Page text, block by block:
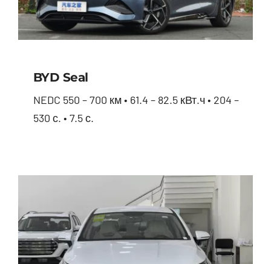
BYD Seal
NEDC 550 – 700 км • 61.4 – 82.5 кВт.ч • 204 –
530 с. • 7.5 с.